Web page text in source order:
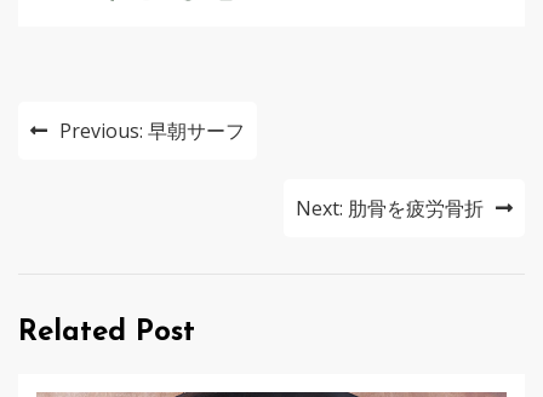
投
ー
Previous: 早朝サーフ
Next: 肋骨を疲労骨折
Related Post